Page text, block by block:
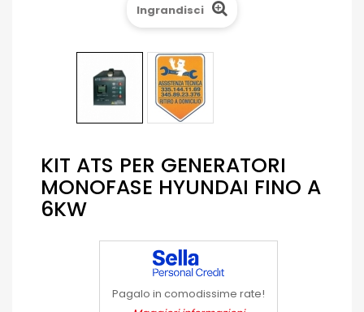
Ingrandisci
KIT ATS PER GENERATORI
MONOFASE HYUNDAI FINO A
6KW
Pagalo in comodissime rate!